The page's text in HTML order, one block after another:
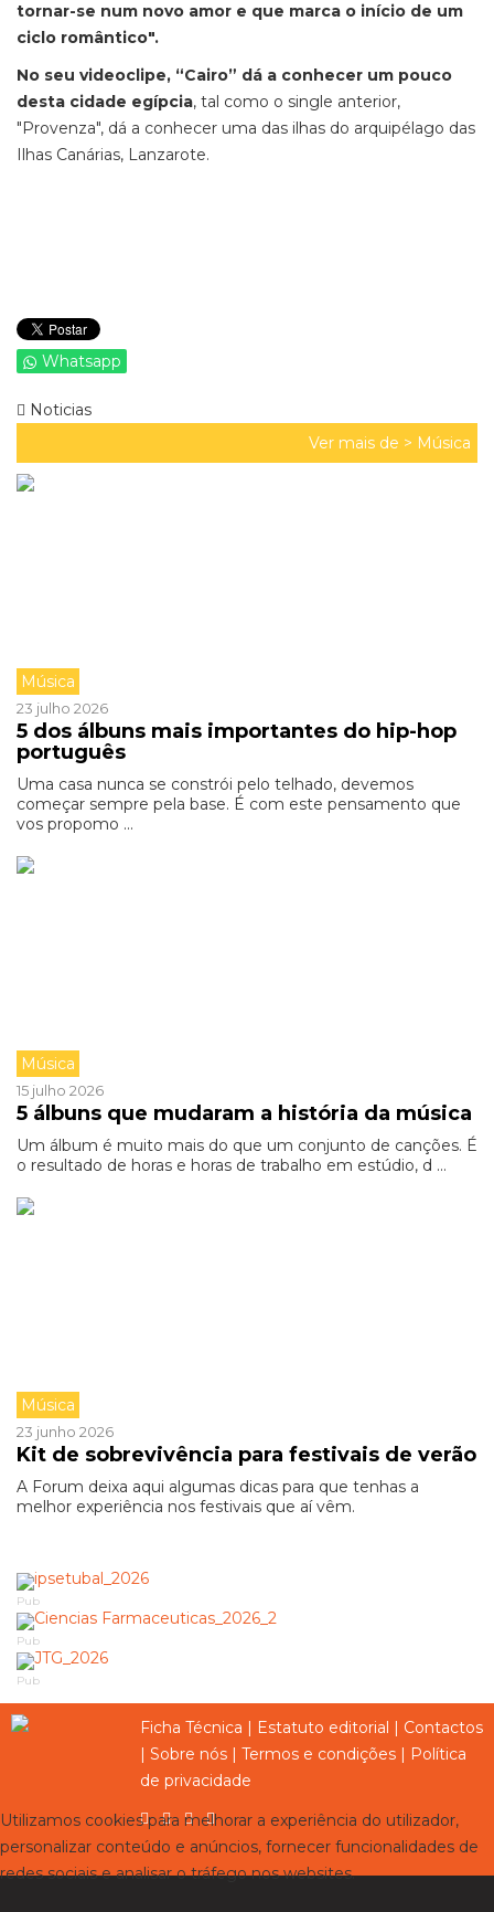
tornar-se num novo amor e que marca o início de um
ciclo romântico".
No seu videoclipe, “Cairo” dá a conhecer um pouco
desta cidade egípcia, tal como o single anterior,
"Provenza", dá a conhecer uma das ilhas do arquipélago das
Ilhas Canárias, Lanzarote.
Whatsapp
Noticias
Ver mais de > Música
Música
23 julho 2026
5 dos álbuns mais importantes do hip-hop
português
Uma casa nunca se constrói pelo telhado, devemos
começar sempre pela base. É com este pensamento que
vos propomo ...
Música
15 julho 2026
5 álbuns que mudaram a história da música
Um álbum é muito mais do que um conjunto de canções. É
o resultado de horas e horas de trabalho em estúdio, d ...
Música
23 junho 2026
Kit de sobrevivência para festivais de verão
A Forum deixa aqui algumas dicas para que tenhas a
melhor experiência nos festivais que aí vêm.
Pub
Pub
Pub
Ficha Técnica | Estatuto editorial | Contactos
| Sobre nós | Termos e condições | Política
de privacidade
Utilizamos cookies para melhorar a experiência do utilizador,
personalizar conteúdo e anúncios, fornecer funcionalidades de
redes sociais e analisar o tráfego nos websites.